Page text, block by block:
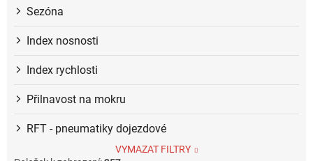
Sezóna
Index nosnosti
Index rychlosti
Přilnavost na mokru
RFT - pneumatiky dojezdové
VYMAZAT FILTRY